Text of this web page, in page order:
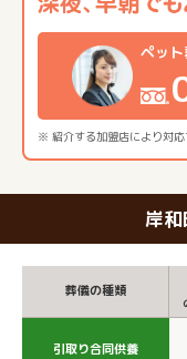
※ 紹介する加盟店により対応
ペッ
岸
葬儀の種類
引取り合同供養